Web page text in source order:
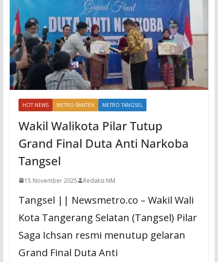
HOT NEWS METRO BANTEN METRO TANGSEL
Wakil Walikota Pilar Tutup
Grand Final Duta Anti Narkoba
Tangsel
15 November 2025 Redaksi NM
Tangsel || Newsmetro.co – Wakil Wali
Kota Tangerang Selatan (Tangsel) Pilar
Saga Ichsan resmi menutup gelaran
Grand Final Duta Anti